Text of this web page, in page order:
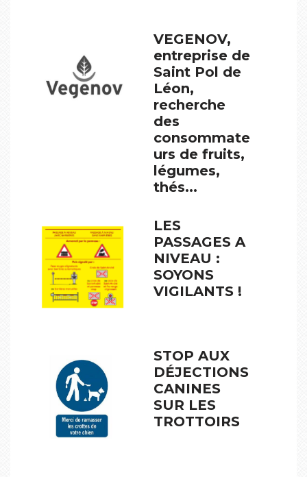
VEGENOV,
entreprise de
Saint Pol de
Léon,
recherche
des
consommate
urs de fruits,
légumes,
thés...
LES
PASSAGES A
NIVEAU :
SOYONS
VIGILANTS !
STOP AUX
DÉJECTIONS
CANINES
SUR LES
TROTTOIRS